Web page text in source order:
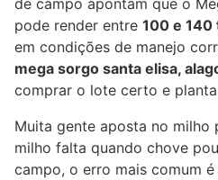
pode render entre 100 e 140
em condições de manejo
mega sorgo santa elisa,
comprar o lote certo e
Muita gente aposta no milho
milho falta quando chove
campo, o erro mais comum